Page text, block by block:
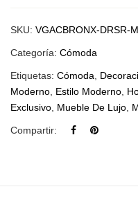
SKU: VGACBRONX-DRSR-
Categoría: Cómoda
Etiquetas: Cómoda
Moderno Estilo Moderno
Exclusivo Mueble De Lujo
Compartir: